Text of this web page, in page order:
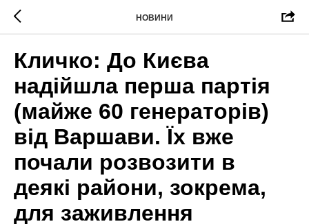
НОВИНИ
Кличко: До Києва
надійшла перша партія
(майже 60 генераторів)
від Варшави. Їх вже
почали розвозити в
деякі райони, зокрема,
для заживлення